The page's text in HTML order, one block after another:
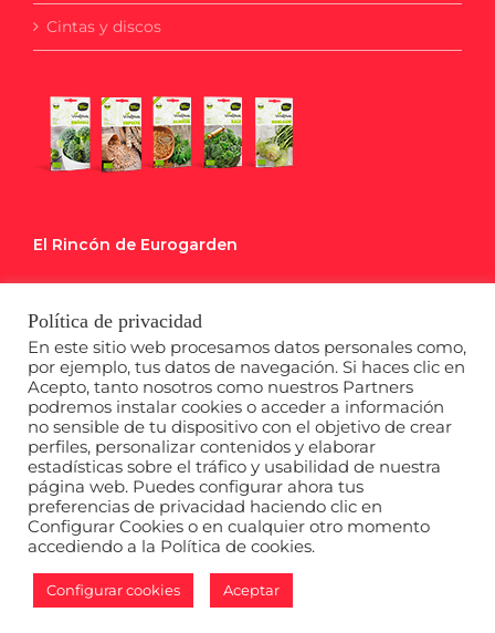
Cintas y discos
El Rincón de Eurogarden
Calendario de Siembra
Descargables
Copyright 2020 Semillas Euro Garden |Política de privacidad
Política de privacidad
En este sitio web procesamos datos personales como,
por ejemplo, tus datos de navegación. Si haces clic en
Acepto, tanto nosotros como nuestros Partners
podremos instalar cookies o acceder a información
no sensible de tu dispositivo con el objetivo de crear
perfiles, personalizar contenidos y elaborar
estadísticas sobre el tráfico y usabilidad de nuestra
página web. Puedes configurar ahora tus
preferencias de privacidad haciendo clic en
Configurar Cookies o en cualquier otro momento
accediendo a la Política de cookies.
Configurar cookies Aceptar